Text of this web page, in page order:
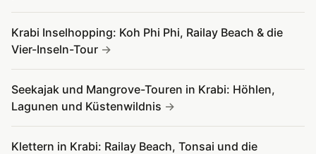
Krabi Inselhopping: Koh Phi Phi, Railay Beach & die
Vier-Inseln-Tour
Seekajak und Mangrove-Touren in Krabi: Höhlen,
Lagunen und Küstenwildnis
Klettern in Krabi: Railay Beach, Tonsai und die